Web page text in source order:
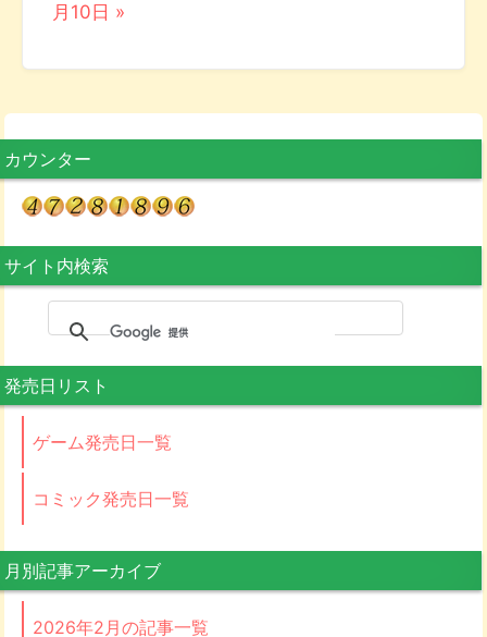
月10日 »
カウンター
サイト内検索
発売日リスト
ゲーム発売日一覧
コミック発売日一覧
月別記事アーカイブ
2026年2月の記事一覧